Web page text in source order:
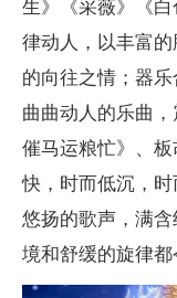
生》《采薇》《
律动人，以丰富
的向往之情；器
曲曲动人的乐曲
催马运粮忙》、
快，时而低沉，
悠扬的歌声，满
境和舒缓的旋律都